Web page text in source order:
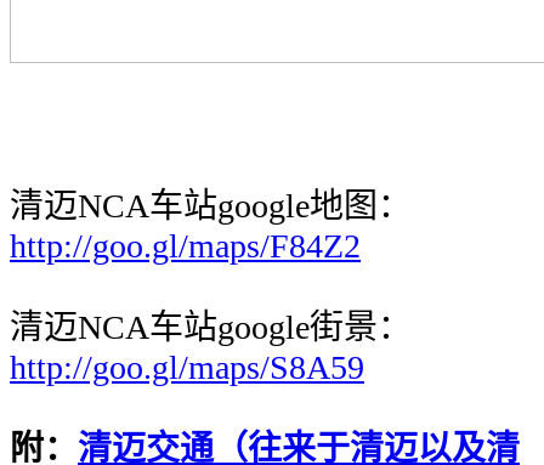
清迈NCA车站google地图：
http://goo.gl/maps/F84Z2
清迈NCA车站google街景：
http://goo.gl/maps/S8A59
附： 清迈交通（往来于清迈以及清